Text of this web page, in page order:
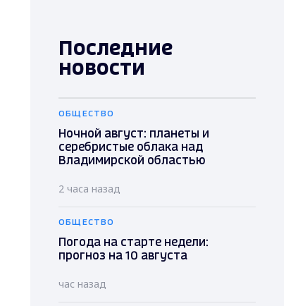
Последние
новости
ОБЩЕСТВО
Ночной август: планеты и
серебристые облака над
Владимирской областью
2 часа назад
ОБЩЕСТВО
Погода на старте недели:
прогноз на 10 августа
час назад